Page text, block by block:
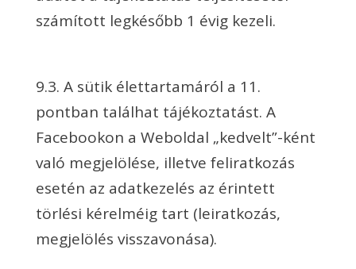
számított legkésőbb 1 évig kezeli.
9.3. A sütik élettartamáról a 11.
pontban találhat tájékoztatást. A
Facebookon a Weboldal „kedvelt”-ként
való megjelölése, illetve feliratkozás
esetén az adatkezelés az érintett
törlési kérelméig tart (leiratkozás,
megjelölés visszavonása).